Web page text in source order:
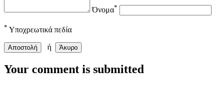
Όνομα*
* Υποχρεωτικά πεδία
Αποστολή ή Άκυρο
Your comment is submitted